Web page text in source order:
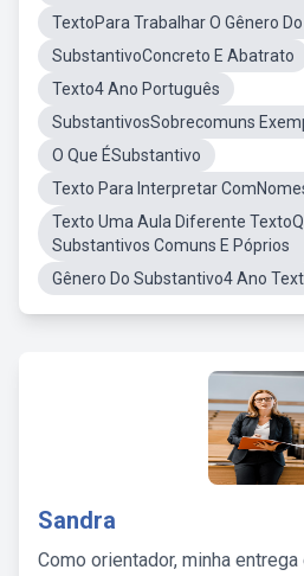
TextoPara Trabalhar O Gênero
SubstantivoConcreto E Abatrato
Texto4 Ano Português
SubstantivosSobrecomuns
O Que ÉSubstantivo
Texto Para Interpretar
Texto Uma Aula Diferente
Substantivos Comuns E Póprios
Gênero Do Substantivo4 Ano Text
Sandra
Como orientador, minha